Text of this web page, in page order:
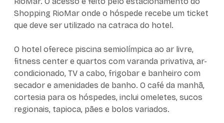
Shopping RioMar onde o hóspede recebe um ticket
que deve ser utilizado na catraca do hotel.
O hotel oferece piscina semiolímpica ao ar livre,
fitness center e quartos com varanda privativa, ar-
condicionado, TV a cabo, frigobar e banheiro com
secador e amenidades de banho. O café da manhã,
cortesia para os hóspedes, inclui omeletes, sucos
regionais, tapioca, pães e bolos variados.